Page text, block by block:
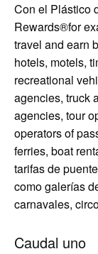
Con el Plástico
Rewards®for
travel and earn
hotels, motels,
recreational
agencies, truck
agencies, tour
operators of
ferries, boat
tarifas de
como galerías
carnavales,
Caudal uno